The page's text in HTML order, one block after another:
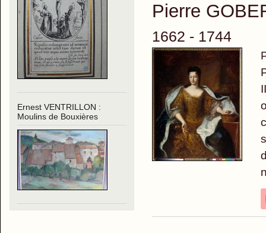
Ernest VENTRILLON :
Moulins de Bouxières
Pierre
1662 - 1744